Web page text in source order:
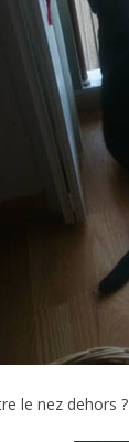
le nez dehors ?